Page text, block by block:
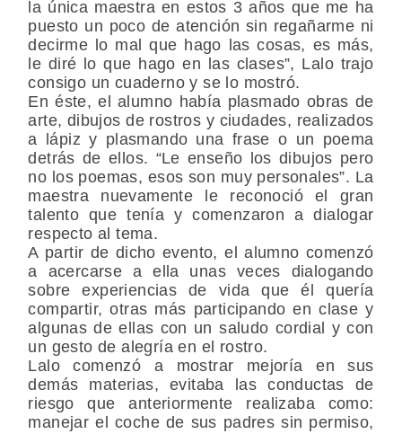
la única maestra en estos 3 años que me ha
puesto un poco de atención sin regañarme ni
decirme lo mal que hago las cosas, es más,
le diré lo que hago en las clases”, Lalo trajo
consigo un cuaderno y se lo mostró.
En éste, el alumno había plasmado obras de
arte, dibujos de rostros y ciudades, realizados
a lápiz y plasmando una frase o un poema
detrás de ellos. “Le enseño los dibujos pero
no los poemas, esos son muy personales”. La
maestra nuevamente le reconoció el gran
talento que tenía y comenzaron a dialogar
respecto al tema.
A partir de dicho evento, el alumno comenzó
a acercarse a ella unas veces dialogando
sobre experiencias de vida que él quería
compartir, otras más participando en clase y
algunas de ellas con un saludo cordial y con
un gesto de alegría en el rostro.
Lalo comenzó a mostrar mejoría en sus
demás materias, evitaba las conductas de
riesgo que anteriormente realizaba como:
manejar el coche de sus padres sin permiso,